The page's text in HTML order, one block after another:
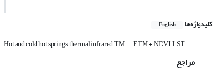
کلیدواژه‌ها English
Hot and cold hot springs, thermal infrared, TM ETM +, NDVI, LST
مراجع